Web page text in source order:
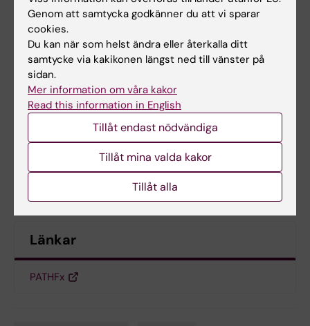
Clin. Orthop. Relat. Res. 2017 Apr;475(4):1252-
1261
How do we estimate survival? External
validation of a tool for survival estimation in
patients with metastatic bone disease-
decision analysis and comparison of three
international patient populations.
Piccioli A, Spinelli M, Forsberg J, Wedin R,
Healey J, Ippolito V,et al
BMC Cancer 2015 May;15():424
Länkar
PATHFx
Genom att samtycka godkänner du att vi sparar
cookies.
Du kan när som helst ändra eller återkalla ditt
samtycke via kakikonen längst ned till vänster på
sidan.
Mer information om våra kakor
Read this information in English
Tillåt endast nödvändiga
Tillåt mina valda kakor
Tillåt alla